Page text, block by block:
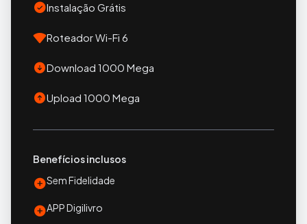
Instalação Grátis
Roteador Wi-Fi 6
Download 1000 Mega
Upload 1000 Mega
Benefícios inclusos
Sem Fidelidade
APP Digilivro